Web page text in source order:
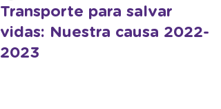
Transporte para salvar
vidas: Nuestra causa 2022-
2023